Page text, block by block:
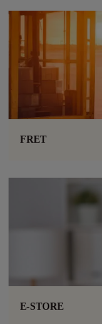
FRET
E-STORE